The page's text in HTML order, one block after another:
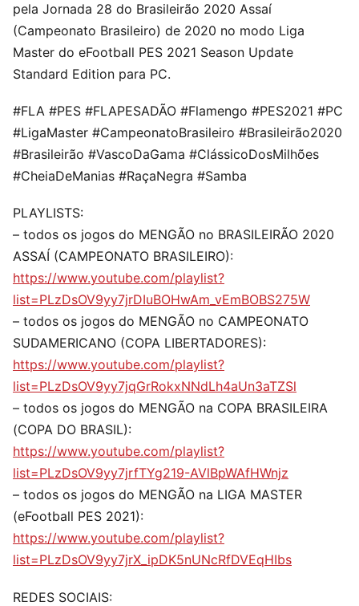
pela Jornada 28 do Brasileirão 2020 Assaí
(Campeonato Brasileiro) de 2020 no modo Liga
Master do eFootball PES 2021 Season Update
Standard Edition para PC.
#FLA #PES #FLAPESADÃO #Flamengo #PES2021 #PC
#LigaMaster #CampeonatoBrasileiro #Brasileirão2020
#Brasileirão #VascoDaGama #ClássicoDosMilhões
#CheiaDeManias #RaçaNegra #Samba
PLAYLISTS:
– todos os jogos do MENGÃO no BRASILEIRÃO 2020
ASSAÍ (CAMPEONATO BRASILEIRO):
https://www.youtube.com/playlist?
list=PLzDsOV9yy7jrDIuBOHwAm_vEmBOBS275W
– todos os jogos do MENGÃO no CAMPEONATO
SUDAMERICANO (COPA LIBERTADORES):
https://www.youtube.com/playlist?
list=PLzDsOV9yy7jqGrRokxNNdLh4aUn3aTZSl
– todos os jogos do MENGÃO na COPA BRASILEIRA
(COPA DO BRASIL):
https://www.youtube.com/playlist?
list=PLzDsOV9yy7jrfTYg219-AVlBpWAfHWnjz
– todos os jogos do MENGÃO na LIGA MASTER
(eFootball PES 2021):
https://www.youtube.com/playlist?
list=PLzDsOV9yy7jrX_ipDK5nUNcRfDVEqHIbs
REDES SOCIAIS: